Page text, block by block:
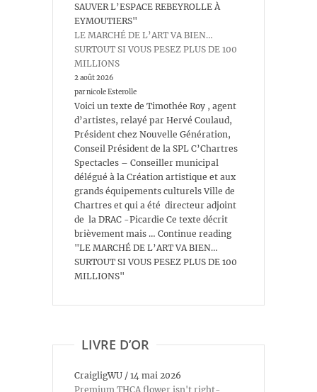
SAUVER L’ESPACE REBEYROLLE À
EYMOUTIERS"
LE MARCHÉ DE L’ART VA BIEN…
SURTOUT SI VOUS PESEZ PLUS DE 100
MILLIONS
2 août 2026
par nicole Esterolle
Voici un texte de Timothée Roy , agent
d’artistes, relayé par Hervé Coulaud,
Président chez Nouvelle Génération,
Conseil Président de la SPL C’Chartres
Spectacles – Conseiller municipal
délégué à la Création artistique et aux
grands équipements culturels Ville de
Chartres et qui a été directeur adjoint
de la DRAC -Picardie Ce texte décrit
brièvement mais … Continue reading
"LE MARCHÉ DE L’ART VA BIEN…
SURTOUT SI VOUS PESEZ PLUS DE 100
MILLIONS"
LIVRE D’OR
CraigligWU / 14 mai 2026
Premium THCA flower isn't right-